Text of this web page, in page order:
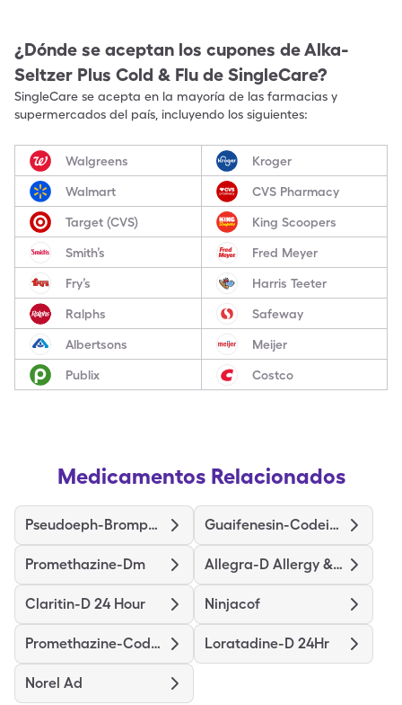
¿Dónde se aceptan los cupones deAlka-
Seltzer Plus Cold & Flu de SingleCare?
SingleCare se acepta en la mayoría de las farmacias y
supermercados del país, incluyendo los siguientes:
Walgreens Kroger
Walmart CVS Pharmacy
Target (CVS) King Scoopers
Smith’s Fred Meyer
Fry’s Harris Teeter
Ralphs Safeway
Albertsons Meijer
Publix Costco
Medicamentos Relacionados
Pseudoeph-Bromphen-Dm Guaifenesin-Codeine
Promethazine-Dm Allegra-D Allergy & Congestion
Claritin-D 24 Hour Ninjacof
Promethazine-Codeine Loratadine-D 24Hr
Norel Ad